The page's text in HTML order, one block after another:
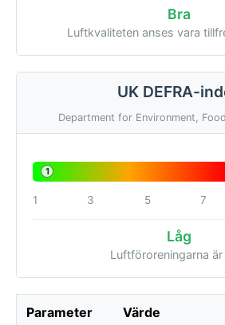
Bra
Luftkvaliteten anses vara
UK DEFRA-
Department for Environment,
1
1 3 5 7
Låg
Luftföroreningarna är
Parameter Värde